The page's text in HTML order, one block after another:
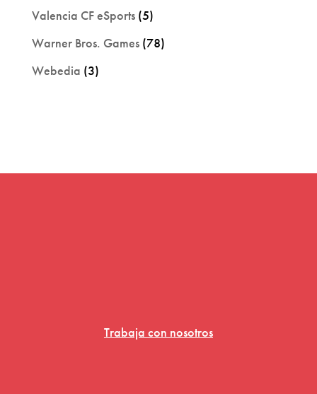
Valencia CF eSports(5)
Warner Bros. Games(78)
Webedia (3)
Trabaja con nosotros